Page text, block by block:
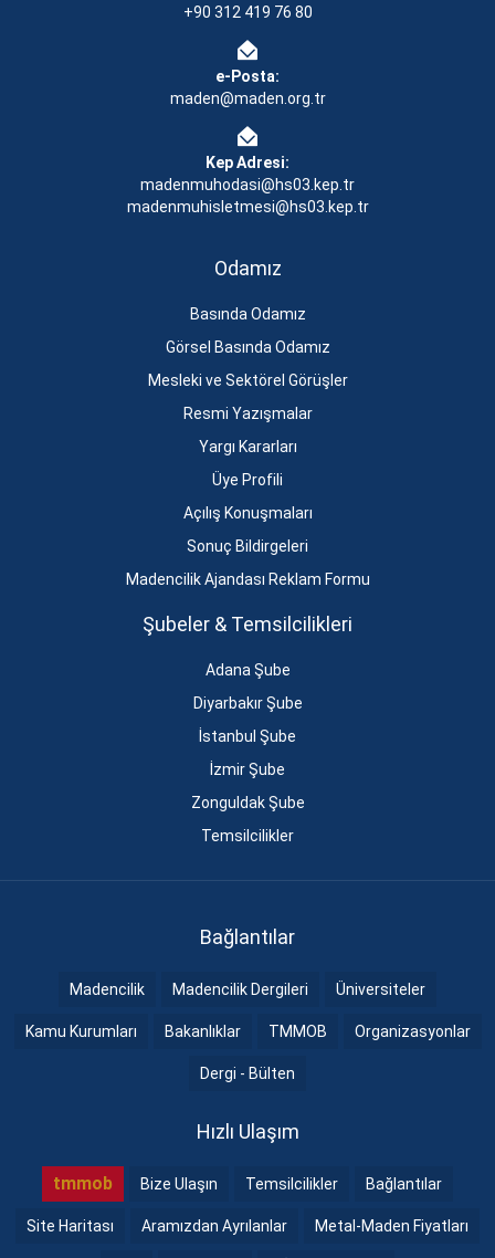
+90 312 419 76 80
e-Posta:
maden@maden.org.tr
Kep Adresi:
madenmuhodasi@hs03.kep.tr
madenmuhisletmesi@hs03.kep.tr
Odamız
Basında Odamız
Görsel Basında Odamız
Mesleki ve Sektörel Görüşler
Resmi Yazışmalar
Yargı Kararları
Üye Profili
Açılış Konuşmaları
Sonuç Bildirgeleri
Madencilik Ajandası Reklam Formu
Şubeler & Temsilcilikleri
Adana Şube
Diyarbakır Şube
İstanbul Şube
İzmir Şube
Zonguldak Şube
Temsilcilikler
Bağlantılar
Madencilik Madencilik Dergileri Üniversiteler
Kamu Kurumları Bakanlıklar TMMOB Organizasyonlar
Dergi - Bülten
Hızlı Ulaşım
tmmob Bize Ulaşın Temsilcilikler Bağlantılar
Site Haritası Aramızdan Ayrılanlar Metal-Maden Fiyatları